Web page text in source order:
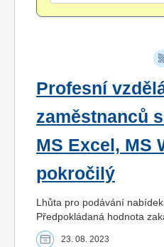
Profesní
zaměstnanců
MS Excel, MS
pokročilý
Lhůta pro podávání
Předpokládaná hodnota
23. 08. 2023